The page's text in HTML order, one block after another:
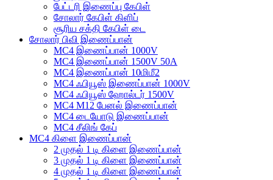
பேட்டரி இணைப்பு கேபிள்
சோலார் கேபிள் கிளிப்
சூரிய சக்தி கேபிள் டை
சோலார் பிவி இணைப்பான்
MC4 இணைப்பான் 1000V
MC4 இணைப்பான் 1500V 50A
MC4 இணைப்பான் 10மிமீ2
MC4 ஃபியூஸ் இணைப்பான் 1000V
MC4 ஃபியூஸ் ஹோல்டர் 1500V
MC4 M12 பேனல் இணைப்பான்
MC4 டையோடு இணைப்பான்
MC4 சீலிங் கேப்
MC4 கிளை இணைப்பான்
2 முதல் 1 டி கிளை இணைப்பான்
3 முதல் 1 டி கிளை இணைப்பான்
4 முதல் 1 டி கிளை இணைப்பான்